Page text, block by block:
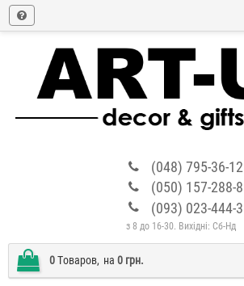
(048) 795-36-12
(050) 157-288-8
(093) 023-444-3
з 8 до 16-30. Вихідні: Сб-Нд
0Tоваров, на 0 грн.